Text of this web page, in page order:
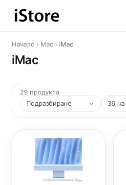
Към съдържанието
Начало Mac iMac
iMac
29 продукта